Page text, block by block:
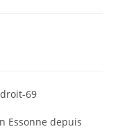
Essonne depuis